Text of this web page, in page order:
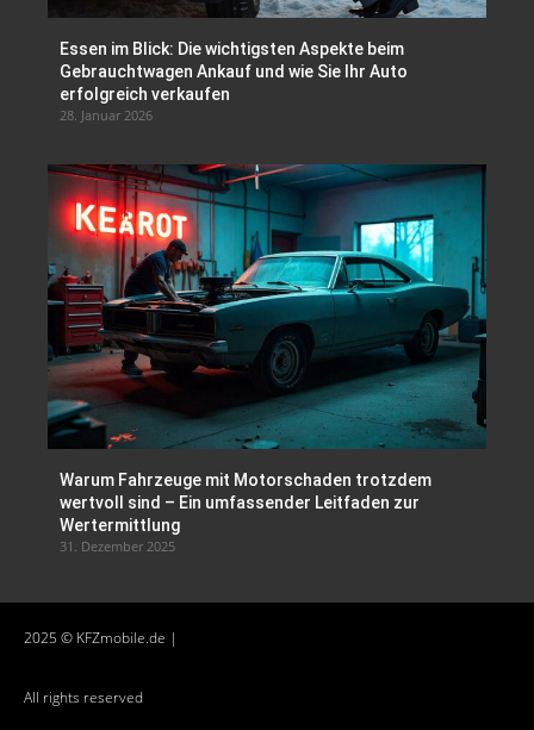
Essen im Blick: Die wichtigsten Aspekte beim
Gebrauchtwagen Ankauf und wie Sie Ihr Auto
erfolgreich verkaufen
28. Januar 2026
Warum Fahrzeuge mit Motorschaden trotzdem
wertvoll sind – Ein umfassender Leitfaden zur
Wertermittlung
31. Dezember 2025
2025 © KFZmobile.de |
All rights reserved